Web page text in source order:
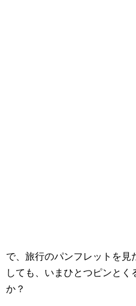
で、旅行のパンフレットを見
しても、いまひとつピンと
か？